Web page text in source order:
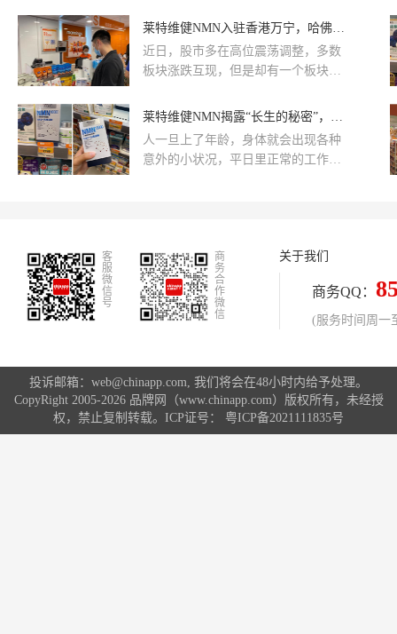
年龄的增长，人体NAD+水平也在不
断下降，而补充NMN可以提升
NAD+水平，抵御各种因衰老引发的
潮。中信证券指出，每1%保健品人口
模未来有望突破千亿。
莱特维健NMN入驻香港万宁，哈佛“抗衰老”资本市场走红
近日，股市多在高位震荡调整，多数
板块涨跌互现，但是却有一个板块连
念集体爆发、接连涨停。
莱特维健NMN揭露“长生的秘密”，香港万宁销售火爆
人一旦上了年龄，身体就会出现各种
意外的小状况，平日里正常的工作就
不得不关注的热门话题了！古有皇帝
想要炼制长生不老药，现更有人想斥
巨资换取青春与健康。在市面上出现
了各种“NMN”系列的药剂与保健品，
客
服
微
信
号
商
务
合
作
微
信
关于我们
商务QQ：
(服务时间周一
投诉邮箱：web@chinapp.com, 我们将会在48小时内给予处理。
CopyRight 2005-2026 品牌网（www.chinapp.com）版权所有，未经授
权，禁止复制转载。ICP证号： 粤ICP备2021111835号